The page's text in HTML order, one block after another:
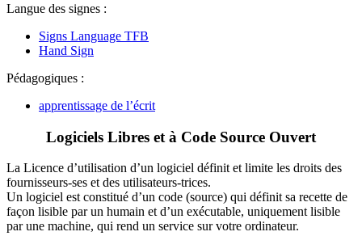
Langue des signes :
Signs Language TFB
Hand Sign
Pédagogiques :
apprentissage de l’écrit
Logiciels Libres et à Code Source Ouvert
La Licence d’utilisation d’un logiciel définit et limite les droits des
fournisseurs-ses et des utilisateurs-trices.
Un logiciel est constitué d’un code (source) qui définit sa recette de
façon lisible par un humain et d’un exécutable, uniquement lisible
par une machine, qui rend un service sur votre ordinateur.